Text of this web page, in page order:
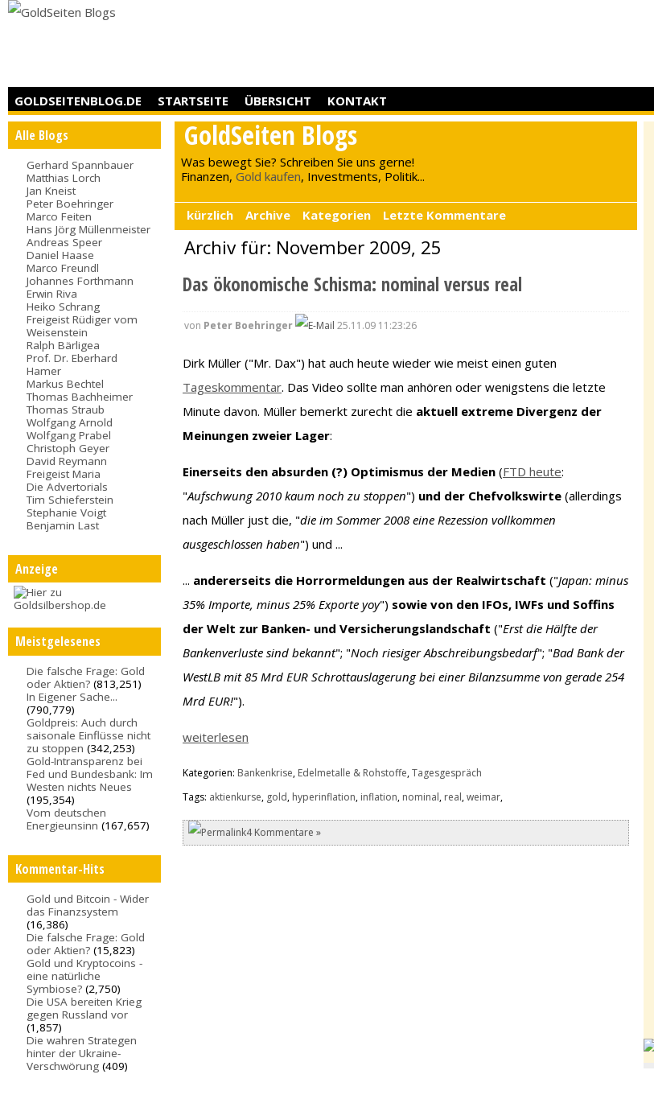
GOLDSEITENBLOG.DE STARTSEITE ÜBERSICHT KONTAKT
Alle Blogs
Gerhard Spannbauer
Matthias Lorch
Jan Kneist
Peter Boehringer
Marco Feiten
Hans Jörg Müllenmeister
Andreas Speer
Daniel Haase
Marco Freundl
Johannes Forthmann
Erwin Riva
Heiko Schrang
Freigeist Rüdiger vom
Weisenstein
Ralph Bärligea
Prof. Dr. Eberhard
Hamer
Markus Bechtel
Thomas Bachheimer
Thomas Straub
Wolfgang Arnold
Wolfgang Prabel
Christoph Geyer
David Reymann
Freigeist Maria
Die Advertorials
Tim Schieferstein
Stephanie Voigt
Benjamin Last
Anzeige
Meistgelesenes
Die falsche Frage: Gold
oder Aktien? (813,251)
In Eigener Sache...
(790,779)
Goldpreis: Auch durch
saisonale Einflüsse nicht
zu stoppen (342,253)
Gold-Intransparenz bei
Fed und Bundesbank: Im
Westen nichts Neues
(195,354)
Vom deutschen
Energieunsinn (167,657)
Kommentar-Hits
Gold und Bitcoin - Wider
das Finanzsystem
(16,386)
Die falsche Frage: Gold
oder Aktien? (15,823)
Gold und Kryptocoins -
eine natürliche
Symbiose? (2,750)
Die USA bereiten Krieg
gegen Russland vor
(1,857)
Die wahren Strategen
hinter der Ukraine-
Verschwörung (409)
GoldSeiten Blogs
Was bewegt Sie? Schreiben Sie uns gerne!
Finanzen,Gold kaufen, Investments, Politik...
kürzlich Archive Kategorien Letzte Kommentare
Archiv für: November 2009, 25
Das ökonomische Schisma: nominal versus real
von Peter Boehringer 25.11.09 11:23:26
Dirk Müller ("Mr. Dax") hat auch heute wieder wie meist einen guten
Tageskommentar. Das Video sollte man anhören oder wenigstens die letzte
Minute davon. Müller bemerkt zurecht die aktuell extreme Divergenz der
Meinungen zweier Lager:
Einerseits den absurden (?) Optimismus der Medien(FTD heute:
"Aufschwung 2010 kaum noch zu stoppen") und der Chefvolkswirte(allerdings
nach Müller just die, "die im Sommer 2008 eine Rezession vollkommen
ausgeschlossen haben") und ...
... andererseits die Horrormeldungen aus der Realwirtschaft("Japan: minus
35% Importe, minus 25% Exporte yoy") sowie von den IFOs, IWFs und Soffins
der Welt zur Banken- und Versicherungslandschaft ("Erst die Hälfte der
Bankenverluste sind bekannt"; "Noch riesiger Abschreibungsbedarf"; "Bad Bank der
WestLB mit 85 Mrd EUR Schrottauslagerung bei einer Bilanzsumme von gerade 254
Mrd EUR!").
weiterlesen
Kategorien: Bankenkrise, Edelmetalle & Rohstoffe,Tagesgespräch
Tags: aktienkurse, gold, hyperinflation, inflation, nominal, real,weimar,
4 Kommentare »